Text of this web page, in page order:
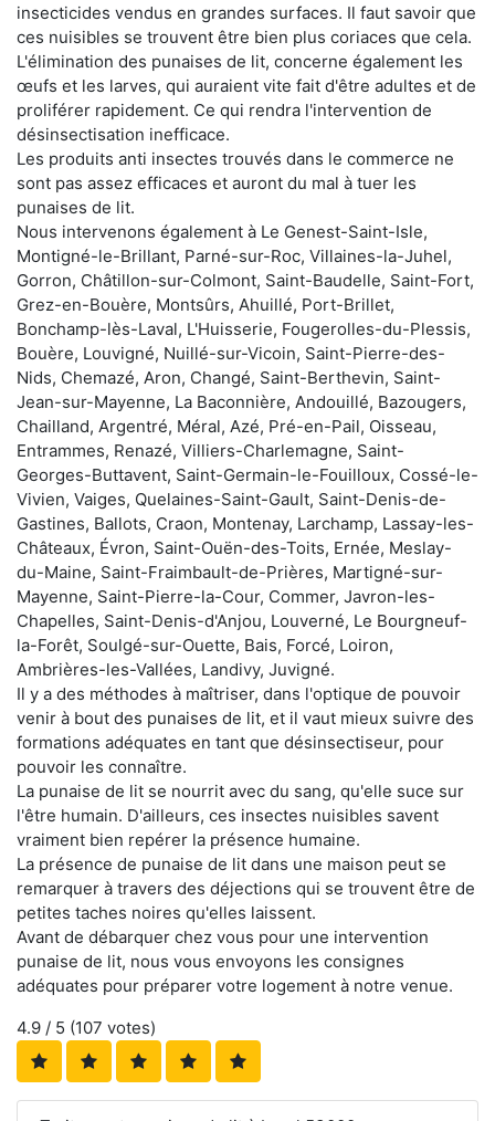
insecticides vendus en grandes surfaces. Il faut savoir que
ces nuisibles se trouvent être bien plus coriaces que cela.
L'élimination des punaises de lit, concerne également les
œufs et les larves, qui auraient vite fait d'être adultes et de
proliférer rapidement. Ce qui rendra l'intervention de
désinsectisation inefficace.
Les produits anti insectes trouvés dans le commerce ne
sont pas assez efficaces et auront du mal à tuer les
punaises de lit.
Nous intervenons également à Le Genest-Saint-Isle,
Montigné-le-Brillant, Parné-sur-Roc, Villaines-la-Juhel,
Gorron, Châtillon-sur-Colmont, Saint-Baudelle, Saint-Fort,
Grez-en-Bouère, Montsûrs, Ahuillé, Port-Brillet,
Bonchamp-lès-Laval, L'Huisserie, Fougerolles-du-Plessis,
Bouère, Louvigné, Nuillé-sur-Vicoin, Saint-Pierre-des-
Nids, Chemazé, Aron, Changé, Saint-Berthevin, Saint-
Jean-sur-Mayenne, La Baconnière, Andouillé, Bazougers,
Chailland, Argentré, Méral, Azé, Pré-en-Pail, Oisseau,
Entrammes, Renazé, Villiers-Charlemagne, Saint-
Georges-Buttavent, Saint-Germain-le-Fouilloux, Cossé-le-
Vivien, Vaiges, Quelaines-Saint-Gault, Saint-Denis-de-
Gastines, Ballots, Craon, Montenay, Larchamp, Lassay-les-
Châteaux, Évron, Saint-Ouën-des-Toits, Ernée, Meslay-
du-Maine, Saint-Fraimbault-de-Prières, Martigné-sur-
Mayenne, Saint-Pierre-la-Cour, Commer, Javron-les-
Chapelles, Saint-Denis-d'Anjou, Louverné, Le Bourgneuf-
la-Forêt, Soulgé-sur-Ouette, Bais, Forcé, Loiron,
Ambrières-les-Vallées, Landivy, Juvigné.
Il y a des méthodes à maîtriser, dans l'optique de pouvoir
venir à bout des punaises de lit, et il vaut mieux suivre des
formations adéquates en tant que désinsectiseur, pour
pouvoir les connaître.
La punaise de lit se nourrit avec du sang, qu'elle suce sur
l'être humain. D'ailleurs, ces insectes nuisibles savent
vraiment bien repérer la présence humaine.
La présence de punaise de lit dans une maison peut se
remarquer à travers des déjections qui se trouvent être de
petites taches noires qu'elles laissent.
Avant de débarquer chez vous pour une intervention
punaise de lit, nous vous envoyons les consignes
adéquates pour préparer votre logement à notre venue.
4.9 / 5 (107 votes)